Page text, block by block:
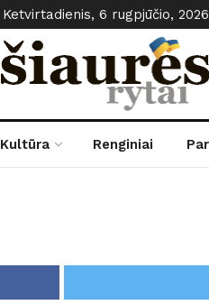
Ketvirtadienis, 6 rugpjūčio, 2026
Kultūra Renginiai